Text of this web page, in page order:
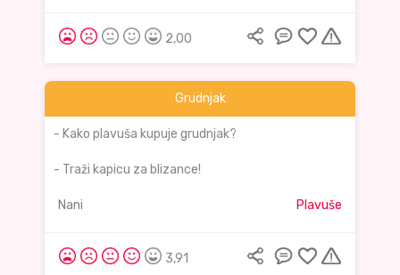
2,00
Grudnjak
- Kako plavuša kupuje grudnjak?
- Traži kapicu za blizance!
Nani Plavuše
3,91